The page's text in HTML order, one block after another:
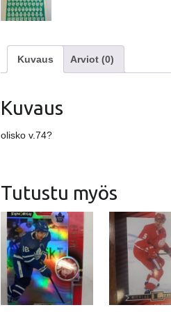
Kuvaus Arviot (0)
Kuvaus
olisko v.74?
Tutustu myös